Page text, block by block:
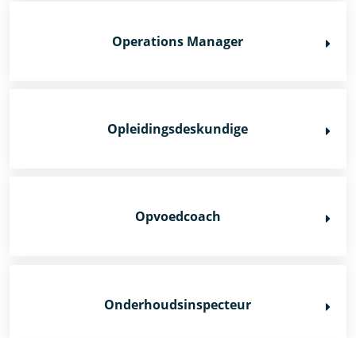
Operations Manager
Opleidingsdeskundige
Opvoedcoach
Onderhoudsinspecteur